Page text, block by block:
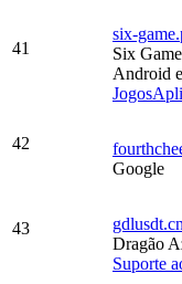
41
six-
Six
Android
Jogos
42
Google
43
gdlusdt.cn
Dragão
Suporte